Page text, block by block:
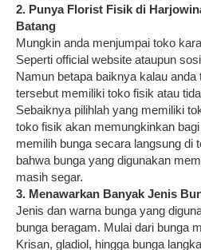
2. Punya Florist Fisik di
Batang
Mungkin anda menjumpai toko
Seperti official website ataupun
Namun betapa baiknya kalau
tersebut memiliki toko fisik atau
Sebaiknya pilihlah yang memiliki
toko fisik akan memungkinkan
memilih bunga secara langsung di
bahwa bunga yang digunakan
masih segar.
3. Menawarkan Banyak Jenis
Jenis dan warna bunga yang
bunga beragam. Mulai dari bunga
Krisan, gladiol, hingga bunga